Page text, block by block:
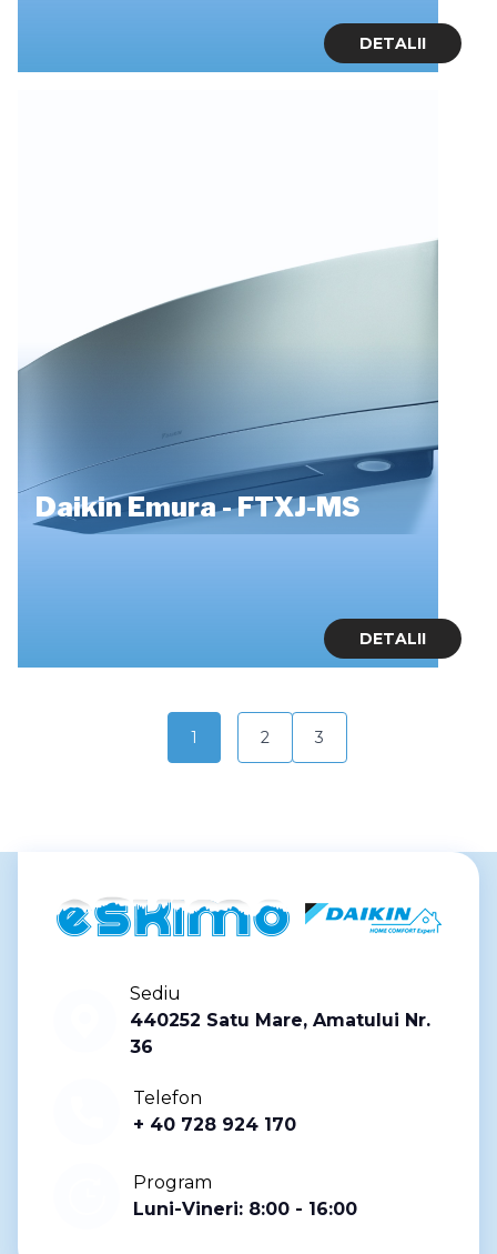
DETALII
Daikin Emura - FTXJ-MS
DETALII
1 2 3
Sediu
440252 Satu Mare, Amatului Nr.
36
Telefon
+ 40 728 924 170
Program
Luni-Vineri: 8:00 - 16:00